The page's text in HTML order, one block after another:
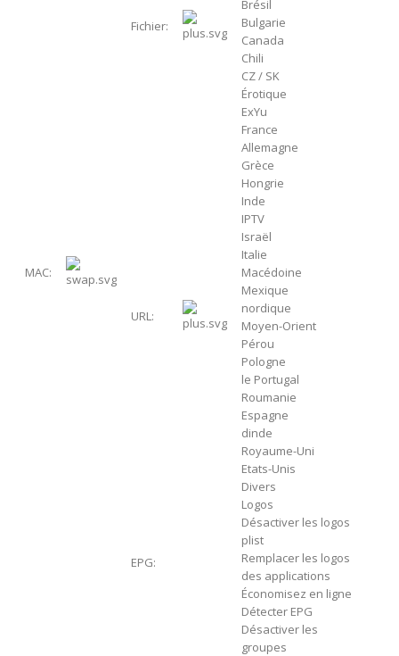
MAC:
Fichier:
Brésil
Bulgarie
Canada
Chili
CZ / SK
Érotique
ExYu
France
Allemagne
Grèce
Hongrie
Inde
IPTV
Israël
Italie
Macédoine
Mexique
nordique
Moyen-Orient
Pérou
Pologne
le Portugal
Roumanie
Espagne
dinde
Royaume-Uni
Etats-Unis
Divers
Logos
Désactiver les logos
plist
Remplacer les logos
des applications
Économisez en ligne
Détecter EPG
Désactiver les
groupes
URL:
EPG: